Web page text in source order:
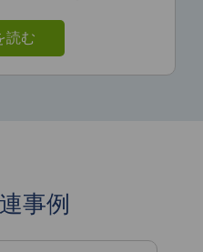
読む
事例